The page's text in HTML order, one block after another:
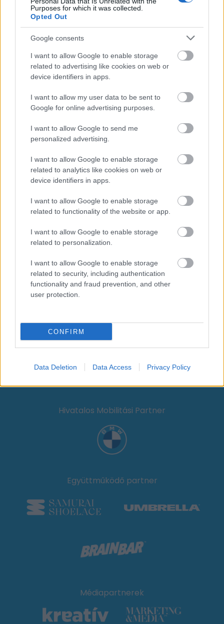
Purposes for which it was collected.
Opted Out
Google consents
I want to allow Google to enable storage
related to advertising like cookies on web or
device identifiers in apps.
I want to allow my user data to be sent to
Google for online advertising purposes.
I want to allow Google to send me
personalized advertising.
I want to allow Google to enable storage
related to analytics like cookies on web or
device identifiers in apps.
I want to allow Google to enable storage
related to functionality of the website or app.
I want to allow Google to enable storage
related to personalization.
I want to allow Google to enable storage
related to security, including authentication
functionality and fraud prevention, and other
user protection.
CONFIRM
Data Deletion Data Access Privacy Policy
Kiemelt együttműködő partner
Kiemelt szakmai partner
Kiemelt médiatámogató
Hotel partner
Hivatalos Mobilitási Partner
Együttműködő partner
Médiapartnerek